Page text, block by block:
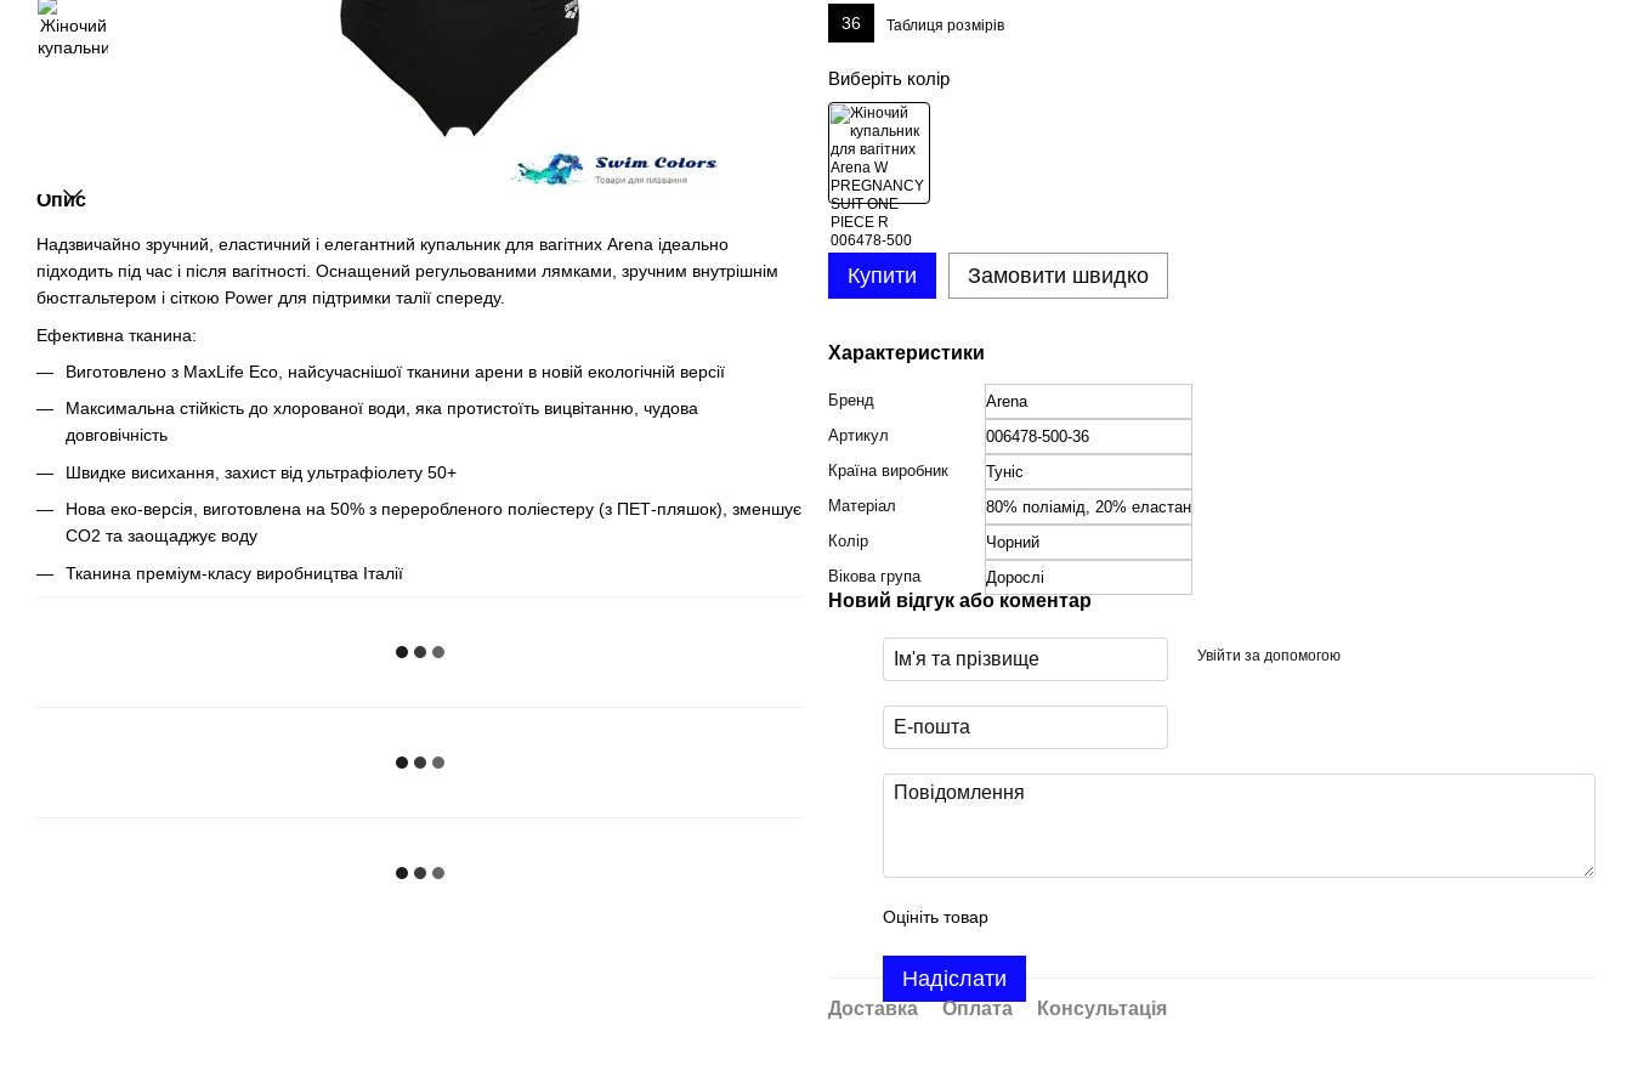
Опис
Надзвичайно зручний, еластичний і елегантний купальник для вагітних Arena ідеально
підходить під час і після вагітності. Оснащений регульованими лямками, зручним внутрішнім
бюстгальтером і сіткою Power для підтримки талії спереду.
Ефективна тканина:
Виготовлено з MaxLife Eco, найсучаснішої тканини арени в новій екологічній версії
Максимальна стійкість до хлорованої води, яка протистоїть вицвітанню, чудова
довговічність
Швидке висихання, захист від ультрафіолету 50+
Нова еко-версія, виготовлена ​​на 50% з переробленого поліестеру (з ПЕТ-пляшок), зменшує
CO2 та заощаджує воду
Тканина преміум-класу виробництва Італії
36 Таблиця розмірів
Виберіть колір
Купити Замовити швидко
Характеристики
Бренд
Arena
Артикул
006478-500-36
Країна виробник
Туніс
Матеріал
80% поліамід, 20% еластан
Колір
Чорний
Вікова група
Дорослі
Новий відгук або коментар
Увійти за допомогою
Оцініть товар
Надіслати
Доставка Оплата Консультація